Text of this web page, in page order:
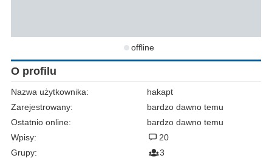
offline
O profilu
Nazwa użytkownika:
hakapt
Zarejestrowany:
bardzo dawno temu
Ostatnio online:
bardzo dawno temu
Wpisy:
20
Grupy:
3